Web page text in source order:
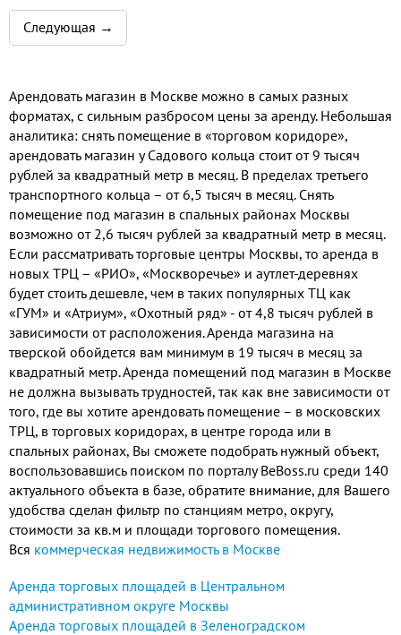
косметики, где представлены
ведущие фирмы производители.
Следующая →
Арендовать магазин в Москве можно в самых разных
форматах, с сильным разбросом цены за аренду. Небольшая
аналитика: снять помещение в «торговом коридоре»,
арендовать магазин у Садового кольца стоит от 9 тысяч
рублей за квадратный метр в месяц. В пределах третьего
транспортного кольца – от 6,5 тысяч в месяц. Снять
помещение под магазин в спальных районах Москвы
возможно от 2,6 тысяч рублей за квадратный метр в месяц.
Если рассматривать торговые центры Москвы, то аренда в
новых ТРЦ – «РИО», «Москворечье» и аутлет-деревнях
будет стоить дешевле, чем в таких популярных ТЦ как
«ГУМ» и «Атриум», «Охотный ряд» - от 4,8 тысяч рублей в
зависимости от расположения. Аренда магазина на
тверской обойдется вам минимум в 19 тысяч в месяц за
квадратный метр. Аренда помещений под магазин в Москве
не должна вызывать трудностей, так как вне зависимости от
того, где вы хотите арендовать помещение – в московских
ТРЦ, в торговых коридорах, в центре города или в
спальных районах, Вы сможете подобрать нужный объект,
воспользовавшись поиском по порталу BeBoss.ru среди 140
актуального объекта в базе, обратите внимание, для Вашего
удобства сделан фильтр по станциям метро, округу,
стоимости за кв.м и площади торгового помещения.
Вся коммерческая недвижимость в Москве
Аренда торговых площадей в Центральном
административном округе Москвы
Аренда торговых площадей в Зеленоградском